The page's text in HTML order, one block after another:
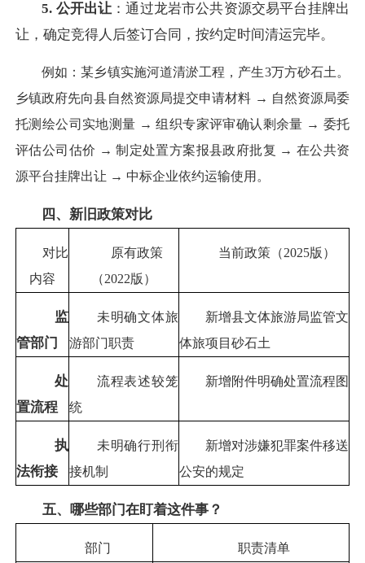
5. 公开出让 ：通过龙岩市公共资源交易平台挂牌出
让，确定竞得人后签订合同，按约定时间清运完毕。
例如：某乡镇实施河道清淤工程，产生3万方砂石土。
乡镇政府先向县自然资源局提交申请材料 → 自然资源局委
托测绘公司实地测量 → 组织专家评审确认剩余量 → 委托
评估公司估价 → 制定处置方案报县政府批复 → 在公共资
源平台挂牌出让 → 中标企业依约运输使用。
四、新旧政策对比
对比
内容
原有政策
（2022版）
当前政策（2025版）
监
管部门
未明确文体旅
游部门职责
新增县文体旅游局监管文
体旅项目砂石土
处
置流程
流程表述较笼
统
新增附件明确处置流程图
执
法衔接
未明确行刑衔
接机制
新增对涉嫌犯罪案件移送
公安的规定
五、哪些部门在盯着这件事？
部门 职责清单